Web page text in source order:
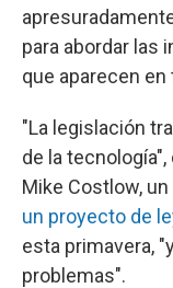
para abordar las
que aparecen
"La legislación
de la
Mike Costlow,
un proyecto de
esta primavera,
problemas".